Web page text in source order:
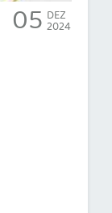
05 DEZ
2024